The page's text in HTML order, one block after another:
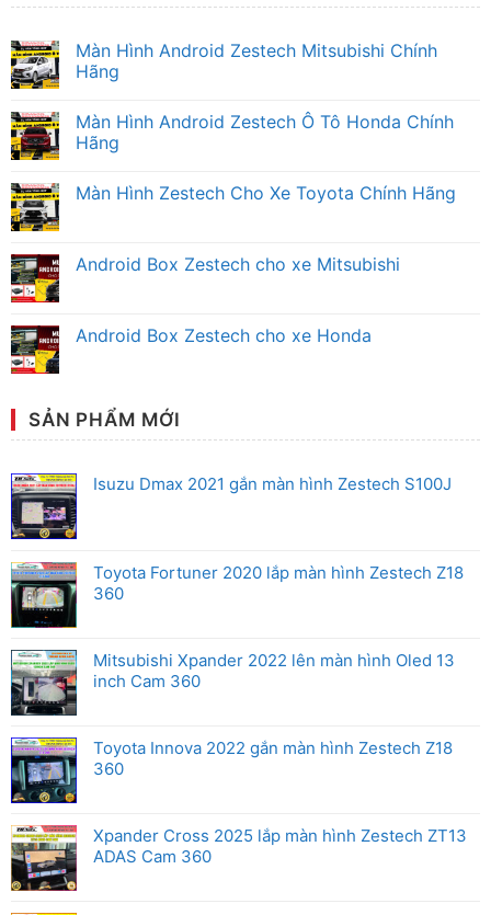
Màn Hình Android Zestech Mitsubishi Chính
Hãng
bình
luận
ở
Android
Màn Hình Android Zestech Ô Tô Honda Chính
Hãng
bình
Android
Chính
Màn Hình Zestech Cho Xe Toyota Chính Hãng
luận
ở
Cho
Xe
Android Box Zestech cho xe Mitsubishi
luận
ở
xe
Mitsubishi
Android Box Zestech cho xe Honda
ở
Android
Box
cho
xe
Honda
SẢN PHẨM MỚI
Isuzu Dmax 2021 gắn màn hình Zestech S100J
Toyota Fortuner 2020 lắp màn hình Zestech Z18
360
Mitsubishi Xpander 2022 lên màn hình Oled 13
inch Cam 360
Toyota Innova 2022 gắn màn hình Zestech Z18
360
Xpander Cross 2025 lắp màn hình Zestech ZT13
ADAS Cam 360